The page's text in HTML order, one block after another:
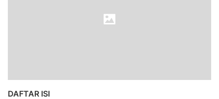
DAFTAR ISI